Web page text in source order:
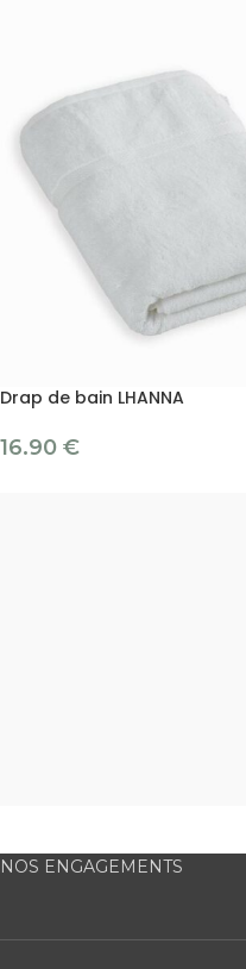
Drap de bain LHANNA
16.90 €
NOS ENGAGEMENTS